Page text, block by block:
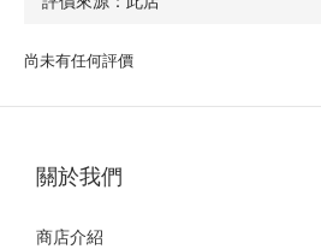
尚未有任何評價
關於我們
商店介紹